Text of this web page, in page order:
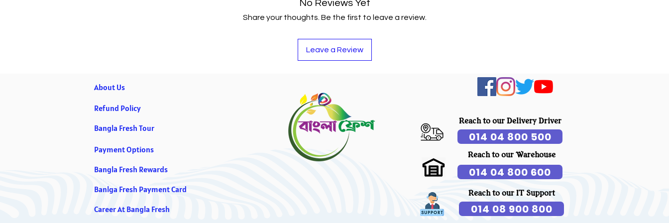
No Reviews Yet
Share your thoughts. Be the first to leave a review.
Leave a Review
About Us
Refund Policy
Bangla Fresh Tour
Payment Options
Bangla Fresh Rewards
Banlga Fresh Payment Card
Career At Bangla Fresh
014 04 800 500
Reach to our Delivery Driver
Reach to our Warehouse
014 04 800 600
014 08 900 800
Reach to our IT Support